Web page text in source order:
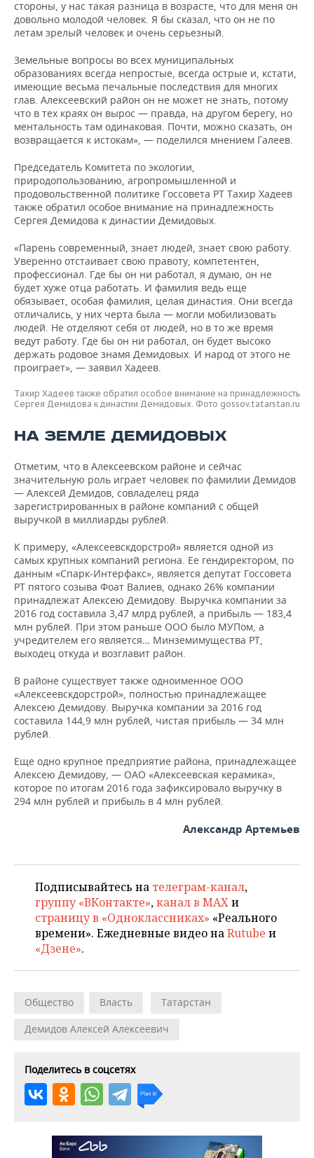
стороны, у нас такая разница в возрасте, что для меня он
довольно молодой человек. Я бы сказал, что он не по
летам зрелый человек и очень серьезный.
Земельные вопросы во всех муниципальных
образованиях всегда непростые, всегда острые и, кстати,
имеющие весьма печальные последствия для многих
глав. Алексеевский район он не может не знать, потому
что в тех краях он вырос — правда, на другом берегу, но
ментальность там одинаковая. Почти, можно сказать, он
возвращается к истокам», — поделился мнением Галеев.
Председатель Комитета по экологии,
природопользованию, агропромышленной и
продовольственной политике Госсовета РТ Тахир Хадеев
также обратил особое внимание на принадлежность
Сергея Демидова к династии Демидовых.
«Парень современный, знает людей, знает свою работу.
Уверенно отстаивает свою правоту, компетентен,
профессионал. Где бы он ни работал, я думаю, он не
будет хуже отца работать. И фамилия ведь еще
обязывает, особая фамилия, целая династия. Они всегда
отличались, у них черта была — могли мобилизовать
людей. Не отделяют себя от людей, но в то же время
ведут работу. Где бы он ни работал, он будет высоко
держать родовое знамя Демидовых. И народ от этого не
проиграет», — заявил Хадеев.
Тахир Хадеев также обратил особое внимание на принадлежность
Сергея Демидова к династии Демидовых. Фото gossov.tatarstan.ru
НА ЗЕМЛЕ ДЕМИДОВЫХ
Отметим, что в Алексеевском районе и сейчас
значительную роль играет человек по фамилии Демидов
— Алексей Демидов, совладелец ряда
зарегистрированных в районе компаний с общей
выручкой в миллиарды рублей.
К примеру, «Алексеевскдорстрой» является одной из
самых крупных компаний региона. Ее гендиректором, по
данным «Спарк-Интерфакс», является депутат Госсовета
РТ пятого созыва Фоат Валиев, однако 26% компании
принадлежат Алексею Демидову. Выручка компании за
2016 год составила 3,47 млрд рублей, а прибыль — 183,4
млн рублей. При этом раньше ООО было МУПом, а
учредителем его является… Минземимущества РТ,
выходец откуда и возглавит район.
В районе существует также одноименное ООО
«Алексеевскдорстрой», полностью принадлежащее
Алексею Демидову. Выручка компании за 2016 год
составила 144,9 млн рублей, чистая прибыль — 34 млн
рублей.
Еще одно крупное предприятие района, принадлежащее
Алексею Демидову, — ОАО «Алексеевская керамика»,
которое по итогам 2016 года зафиксировало выручку в
294 млн рублей и прибыль в 4 млн рублей.
Александр Артемьев
Подписывайтесь на телеграм-канал,
группу «ВКонтакте»,канал в MAXи
страницу в «Одноклассниках» «Реального
времени». Ежедневные видео наRutube и
«Дзене».
Общество Власть
Татарстан
Демидов Алексей Алексеевич
Поделитесь в соцсетях